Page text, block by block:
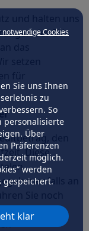
notwendige Cookies
Sie uns Ihnen
zu
So
personalisierte
Über
Präferenzen
möglich.
werden
gespeichert.
klar
und halten uns
der EU-
das
setzen
für
den
Diese
an